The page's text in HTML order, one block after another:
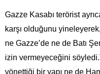
Gazze Kasabı terörist
karşı olduğunu
ne Gazze’de ne de Batı
izin vermeyeceğini
yönettiği bir yapı ne de